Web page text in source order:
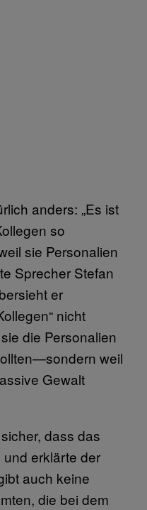
anders: „Es ist
so
sie Personalien
Sprecher Stefan
er
nicht
die Personalien
weil
Gewalt
dass das
erklärte der
auch keine
die bei dem